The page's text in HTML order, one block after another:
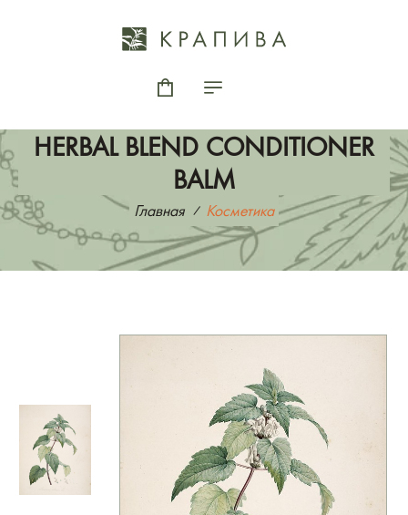
HERBAL BLEND CONDITIONER
BALM
Главная Косметика